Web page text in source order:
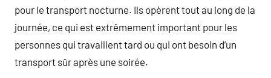
pour le transport nocturne. Ils opèrent tout au long de la
journée, ce qui est extrêmement important pour les
personnes qui travaillent tard ou qui ont besoin d’un
transport sûr après une soirée.